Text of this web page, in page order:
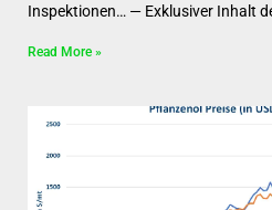
Inspektionen… — Exklusiver Inhalt
Read More »